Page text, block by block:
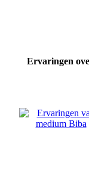
Ervaringen